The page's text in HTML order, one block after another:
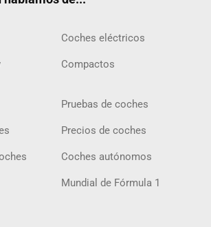
Coches eléctricos
Compactos
Pruebas de coches
Precios de coches
Coches autónomos
Mundial de Fórmula 1